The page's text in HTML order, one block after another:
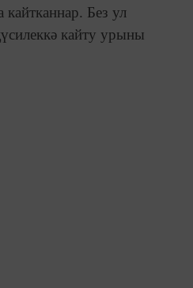
Без ул
кайту урыны